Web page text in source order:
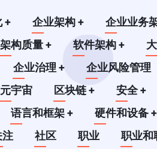
+ 企业架构+ 企业业务
架构质量+ 软件架构+
企业治理+ 企业风险管理
元宇宙 区块链+ 安全+
语言和框架+ 硬件和设备+
注 社区 职业 职业